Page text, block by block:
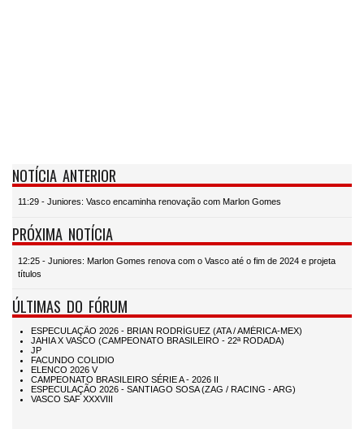
NOTÍCIA ANTERIOR
11:29 - Juniores: Vasco encaminha renovação com Marlon Gomes
PRÓXIMA NOTÍCIA
12:25 - Juniores: Marlon Gomes renova com o Vasco até o fim de 2024 e projeta
títulos
ÚLTIMAS DO FÓRUM